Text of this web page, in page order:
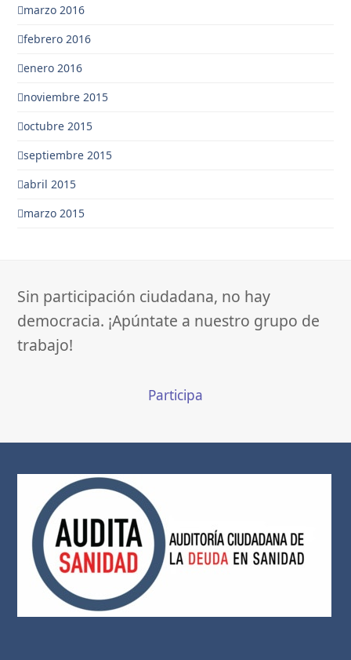
marzo 2016
febrero 2016
enero 2016
noviembre 2015
octubre 2015
septiembre 2015
abril 2015
marzo 2015
Sin participación ciudadana, no hay
democracia. ¡Apúntate a nuestro grupo de
trabajo!
Participa